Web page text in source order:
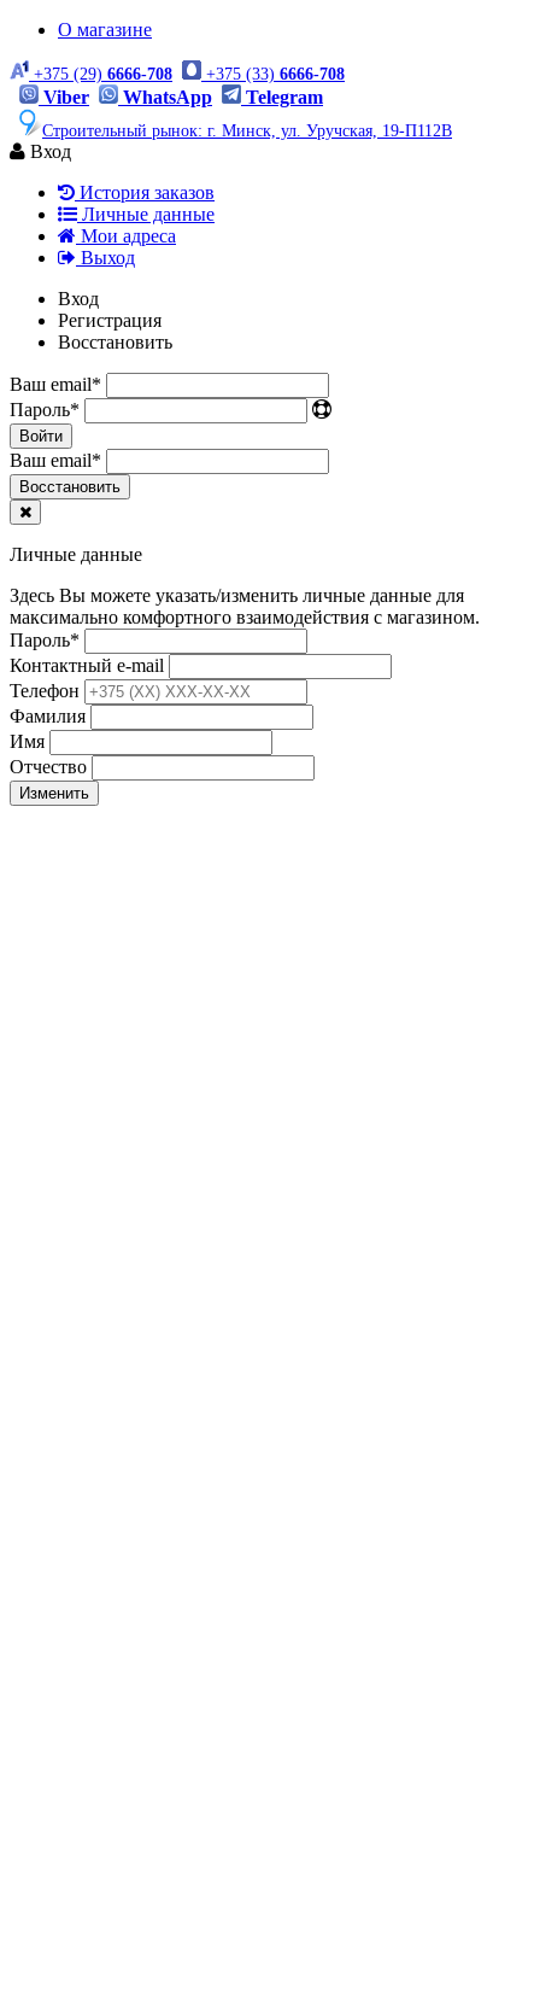
О магазине
+375 (29) 6666-708 +375 (33) 6666-708
Viber WhatsApp Telegram
Строительный рынок: г. Минск, ул. Уручская, 19-П112В
Вход
История заказов
Личные данные
Мои адреса
Выход
Вход
Регистрация
Восстановить
Ваш email*
Пароль*
Войти
Ваш email*
Воcстановить
Личные данные
Здесь Вы можете указать/изменить личные данные для
максимально комфортного взаимодействия с магазином.
Пароль*
Контактный e-mail
Телефон
Фамилия
Имя
Отчество
Изменить